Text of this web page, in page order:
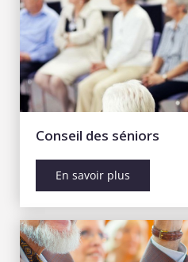
Conseil des séniors
En savoir plus